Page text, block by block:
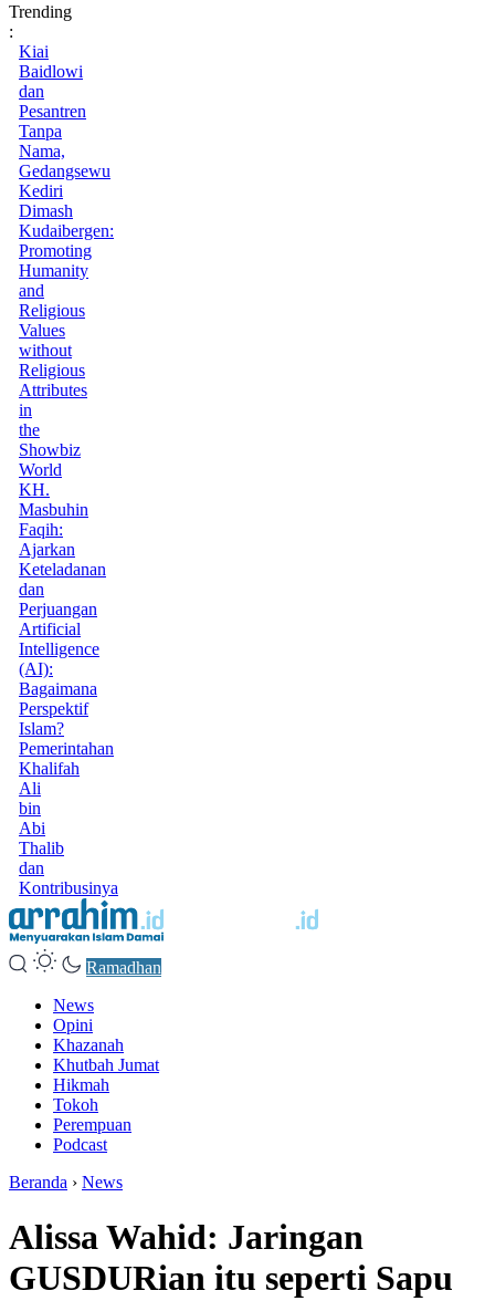
Trending
:
Kiai
Baidlowi
dan
Pesantren
Tanpa
Nama,
Gedangsewu
Kediri
Dimash
Kudaibergen:
Promoting
Humanity
and
Religious
Values
without
Religious
Attributes
in
the
Showbiz
World
KH.
Masbuhin
Faqih:
Ajarkan
Keteladanan
dan
Perjuangan
Artificial
Intelligence
(AI):
Bagaimana
Perspektif
Islam?
Pemerintahan
Khalifah
Ali
bin
Abi
Thalib
dan
Kontribusinya
Ramadhan
News
Opini
Khazanah
Khutbah Jumat
Hikmah
Tokoh
Perempuan
Podcast
Beranda › News
Alissa Wahid: Jaringan
GUSDURian itu seperti Sapu